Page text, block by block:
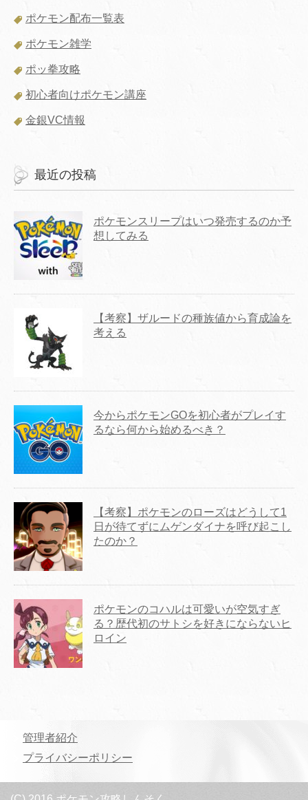
ポケモン配布一覧表
ポケモン雑学
ポッ拳攻略
初心者向けポケモン講座
金銀VC情報
最近の投稿
ポケモンスリープはいつ発売するのか予
想してみる
【考察】ザルードの種族値から育成論を
考える
今からポケモンGOを初心者がプレイす
るなら何から始めるべき？
【考察】ポケモンのローズはどうして1
日が待てずにムゲンダイナを呼び起こし
たのか？
ポケモンのコハルは可愛いが空気すぎ
る？歴代初のサトシを好きにならないヒ
ロイン
管理者紹介
プライバシーポリシー